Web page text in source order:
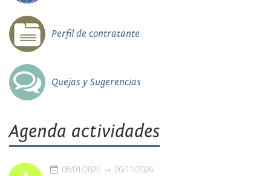
Perfil de contratante
Quejas y Sugerencias
Agenda actividades
08/01/2026 26/11/2026